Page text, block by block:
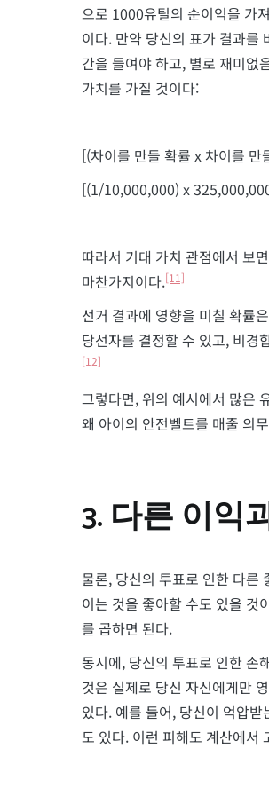
으로 1000유틸의 순이익을 가
이다. 만약 당신의 표가 결과를
간을 들여야 하고, 별로 재미없
가치를 가질 것이다:
[(차이를 만들 확률 x 차이를
[(1/10,000,000) x
따라서 기대 가치 관점에서 보
마찬가지이다.[11]
선거 결과에 영향을 미칠 확률
당선자를 결정할 수 있고, 비
[12]
그렇다면, 위의 예시에서 많은
왜 아이의 안전벨트를 매줄 의
3. 다른 이익
물론, 당신의 투표로 인한 다른
이는 것을 좋아할 수도 있을 것
를 곱하면 된다.
동시에, 당신의 투표로 인한 손
것은 실제로 당신 자신에게만
있다. 예를 들어, 당신이 억압
도 있다. 이런 피해도 계산에서